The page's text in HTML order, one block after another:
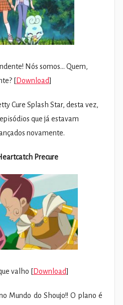
Nós somos… Quem,
[Download]
Cure Splash Star, desta vez,
que já estavam
novamente.
Precure
valho [Download]
Mundo do Shoujo!! O plano é